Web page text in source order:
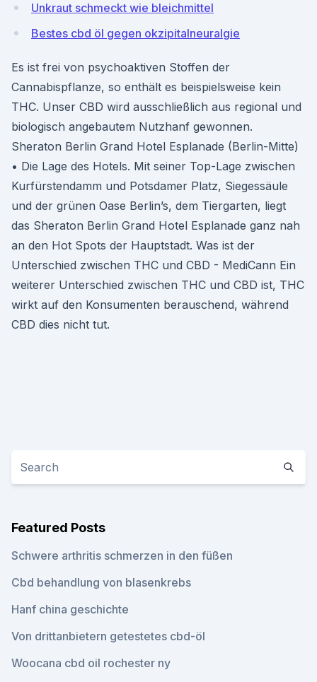
Unkraut schmeckt wie bleichmittel
Bestes cbd öl gegen okzipitalneuralgie
Es ist frei von psychoaktiven Stoffen der
Cannabispflanze, so enthält es beispielsweise kein
THC. Unser CBD wird ausschließlich aus regional und
biologisch angebautem Nutzhanf gewonnen.
Sheraton Berlin Grand Hotel Esplanade (Berlin-Mitte)
• Die Lage des Hotels. Mit seiner Top-Lage zwischen
Kurfürstendamm und Potsdamer Platz, Siegessäule
und der grünen Oase Berlin’s, dem Tiergarten, liegt
das Sheraton Berlin Grand Hotel Esplanade ganz nah
an den Hot Spots der Hauptstadt. Was ist der
Unterschied zwischen THC und CBD - MediCann Ein
weiterer Unterschied zwischen THC und CBD ist, THC
wirkt auf den Konsumenten berauschend, während
CBD dies nicht tut.
Featured Posts
Schwere arthritis schmerzen in den füßen
Cbd behandlung von blasenkrebs
Hanf china geschichte
Von drittanbietern getestetes cbd-öl
Woocana cbd oil rochester ny